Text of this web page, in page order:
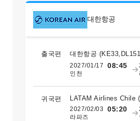
대한항공
출국편 대한항공 (
2027/01/17 08:45
인천
귀국편 LATAM Airlines Chile (
2027/02/03 05:20
라파즈